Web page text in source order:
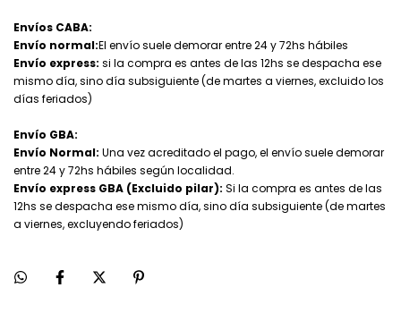
Envíos CABA:
Envío normal:El envío suele demorar entre 24 y 72hs hábiles
Envío express: si la compra es antes de las 12hs se despacha ese
mismo día, sino día subsiguiente (de martes a viernes, excluido los
días feriados)
Envío GBA:
Envío Normal: Una vez acreditado el pago, el envío suele demorar
entre 24 y 72hs hábiles según localidad.
Envío express GBA (Excluido pilar): Si la compra es antes de las
12hs se despacha ese mismo día, sino día subsiguiente (de martes
a viernes, excluyendo feriados)